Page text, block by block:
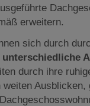
erweitern.
sich durch
unterschiedliche
durch ihre